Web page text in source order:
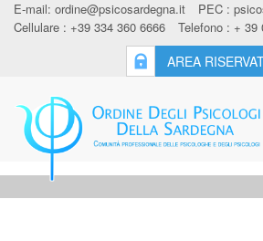
E-mail: ordine@psicosardegna.it PEC :
Cellulare : +39 334 360 6666
Telefono : + 39
AREA